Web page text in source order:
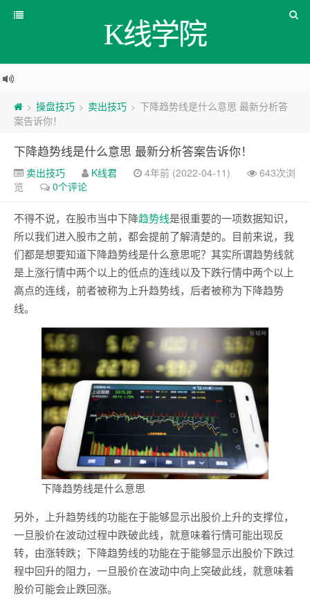
K线学院
> 操盘技巧 > 卖出技巧 > 下降趋势线是什么意思 最新分析答
案告诉你！
下降趋势线是什么意思 最新分析答案告诉你！
卖出技巧 K线君 4年前 (2022-04-11)
643次浏
览
0个评论
不得不说，在股市当中下降趋势线是很重要的一项数据知识，
所以我们进入股市之前，都会提前了解清楚的。目前来说，我
们都是想要知道下降趋势线是什么意思呢？其实所谓趋势线就
是上涨行情中两个以上的低点的连线以及下跌行情中两个以上
高点的连线，前者被称为上升趋势线，后者被称为下降趋势
线。
下降趋势线是什么意思
另外，上升趋势线的功能在于能够显示出股价上升的支撑位，
一旦股价在波动过程中跌破此线，就意味着行情可能出现反
转，由涨转跌；下降趋势线的功能在于能够显示出股价下跌过
程中回升的阻力，一旦股价在波动中向上突破此线，就意味着
股价可能会止跌回涨。